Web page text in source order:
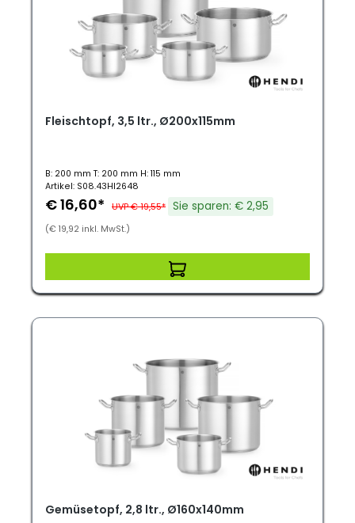
Fleischtopf, 3,5 ltr., Ø200x115mm
B: 200 mm T: 200 mm H: 115 mm
Artikel: S08.43HI2648
€ 16,60* UVP € 19,55* Sie sparen: € 2,95
(€ 19,92 inkl. MwSt.)
Gemüsetopf, 2,8 ltr., Ø160x140mm